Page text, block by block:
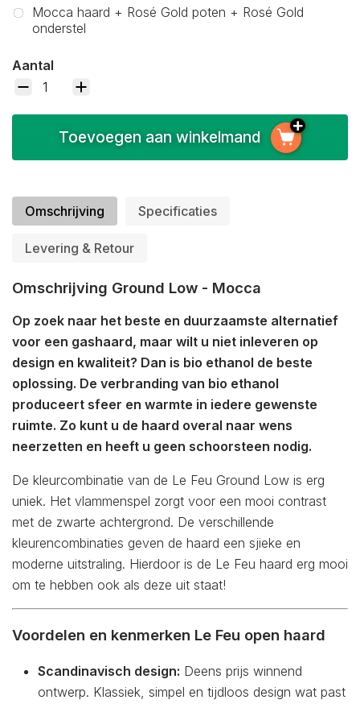
Omschrijving
Omschrijving Ground Low - Mocca
Op zoek naar het beste en duurzaamste alternatief
voor een gashaard, maar wilt u niet inleveren op
design en kwaliteit? Dan is bio ethanol de beste
oplossing. De verbranding van bio ethanol
produceert sfeer en warmte in iedere gewenste
ruimte. Zo kunt u de haard overal naar wens
neerzetten en heeft u geen schoorsteen nodig.
De kleurcombinatie van de Le Feu Ground Low is erg
uniek. Het vlammenspel zorgt voor een mooi contrast
met de zwarte achtergrond. De verschillende
kleurencombinaties geven de haard een sjieke en
moderne uitstraling. Hierdoor is de Le Feu haard erg mooi
om te hebben ook als deze uit staat!
Voordelen en kenmerken Le Feu open haard
Scandinavisch design: Deens prijs winnend
ontwerp. Klassiek, simpel en tijdloos design wat past
Specificaties
Levering & Retour
Mocca haard + Rosé Gold poten + Rosé Gold
onderstel
Aantal
Toevoegen aan winkelmand